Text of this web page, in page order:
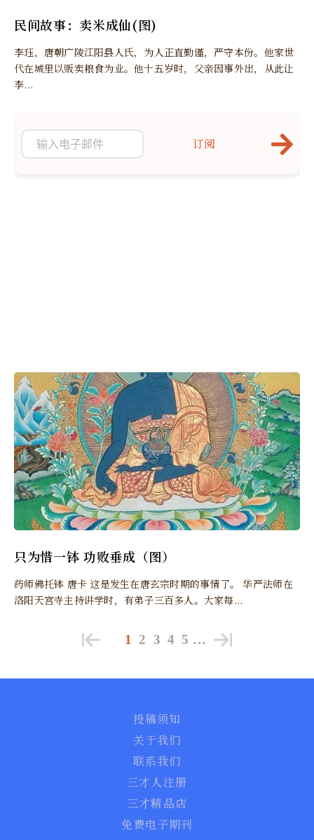
民间故事：卖米成仙(图)
李珏，唐朝广陵江阳县人氏，为人正直勤谨，严守本份。他家世
代在城里以贩卖粮食为业。他十五岁时，父亲因事外出，从此让
李...
只为惜一钵 功败垂成（图）
药师佛托钵 唐卡 这是发生在唐玄宗时期的事情了。 华严法师在
洛阳天宫寺主持讲学时，有弟子三百多人。大家每...
订阅
1 2 3 4 5 …
投稿须知
关于我们
联系我们
三才人注册
三才精品店
免费电子期刊